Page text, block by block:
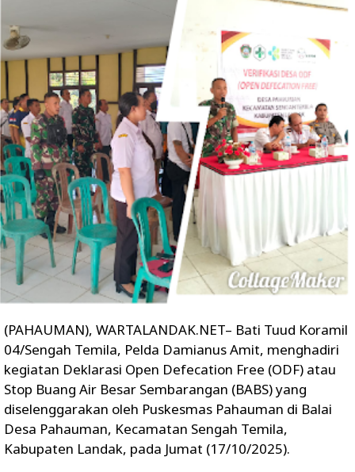
(PAHAUMAN), WARTALANDAK.NET– Bati Tuud Koramil
04/Sengah Temila, Pelda Damianus Amit, menghadiri
kegiatan Deklarasi Open Defecation Free (ODF) atau
Stop Buang Air Besar Sembarangan (BABS) yang
diselenggarakan oleh Puskesmas Pahauman di Balai
Desa Pahauman, Kecamatan Sengah Temila,
Kabupaten Landak, pada Jumat (17/10/2025).